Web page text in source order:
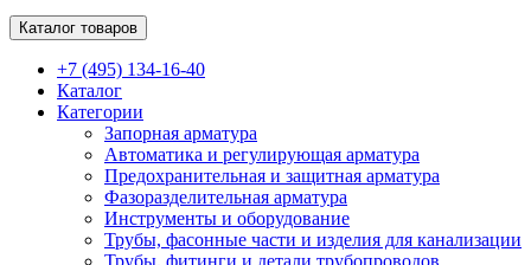
Каталог товаров
+7 (495) 134-16-40
Каталог
Категории
Запорная арматура
Автоматика и регулирующая арматура
Предохранительная и защитная арматура
Фазоразделительная арматура
Инструменты и оборудование
Трубы, фасонные части и изделия для канализации
Трубы, фитинги и детали трубопроводов